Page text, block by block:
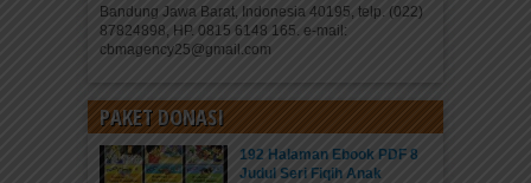
Bandung Jawa Barat, Indonesia 40195, telp. (022)
87824898, HP. 0815 6148 165. e-mail:
cbmagency25@gmail.com
PAKET DONASI
192 Halaman Ebook PDF 8
Judul Seri Fiqih Anak